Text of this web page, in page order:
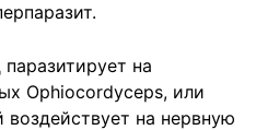
на
Ophiocordyceps, или
на нервную